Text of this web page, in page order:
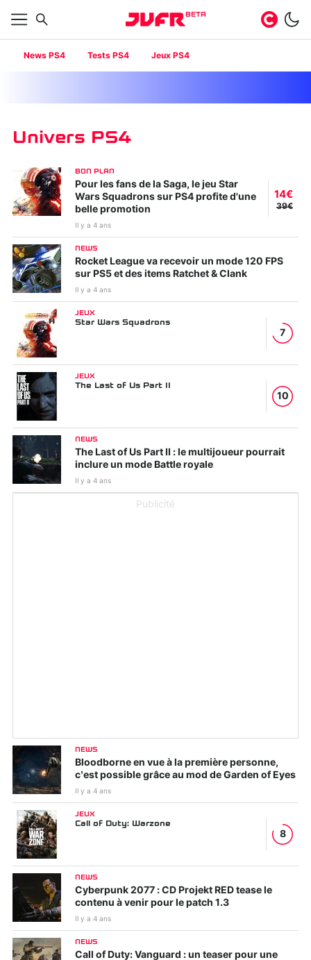
BETA
News PS4 Tests PS4 Jeux PS4
Univers PS4
BON PLAN
Pour les fans de la Saga, le jeu Star
Wars Squadrons sur PS4 profite d'une
belle promotion
Il y a 4 ans
14€
39€
NEWS
Rocket League va recevoir un mode 120 FPS
sur PS5 et des items Ratchet & Clank
Il y a 4 ans
JEUX
Star Wars Squadrons
7
JEUX
The Last of Us Part II
10
NEWS
The Last of Us Part II : le multijoueur pourrait
inclure un mode Battle royale
Il y a 4 ans
Publicité
NEWS
Bloodborne en vue à la première personne,
c’est possible grâce au mod de Garden of Eyes
Il y a 4 ans
JEUX
Call of Duty: Warzone
8
NEWS
Cyberpunk 2077 : CD Projekt RED tease le
contenu à venir pour le patch 1.3
Il y a 4 ans
NEWS
Call of Duty: Vanguard : un teaser pour une